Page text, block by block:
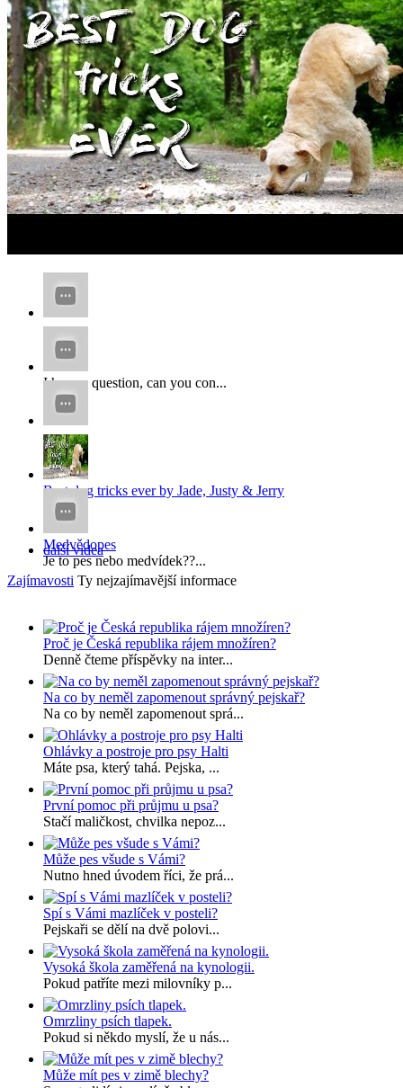
...
I have a question, can you con...
x
x...
Best dog tricks ever by Jade, Justy & Jerry
Medvědopes
Je to pes nebo medvídek??...
další videa
Zajímavosti Ty nejzajímavější informace
Proč je Česká republika rájem množíren?
Denně čteme příspěvky na inter...
Na co by neměl zapomenout správný pejskař?
Na co by neměl zapomenout sprá...
Ohlávky a postroje pro psy Halti
Máte psa, který tahá. Pejska, ...
První pomoc při průjmu u psa?
Stačí maličkost, chvilka nepoz...
Může pes všude s Vámi?
Nutno hned úvodem říci, že prá...
Spí s Vámi mazlíček v posteli?
Pejskaři se dělí na dvě polovi...
Vysoká škola zaměřená na kynologii.
Pokud patříte mezi milovníky p...
Omrzliny psích tlapek.
Pokud si někdo myslí, že u nás...
Může mít pes v zimě blechy?